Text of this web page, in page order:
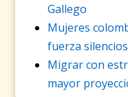
Gallego
Mujeres
fuerza
Migrar con
mayor